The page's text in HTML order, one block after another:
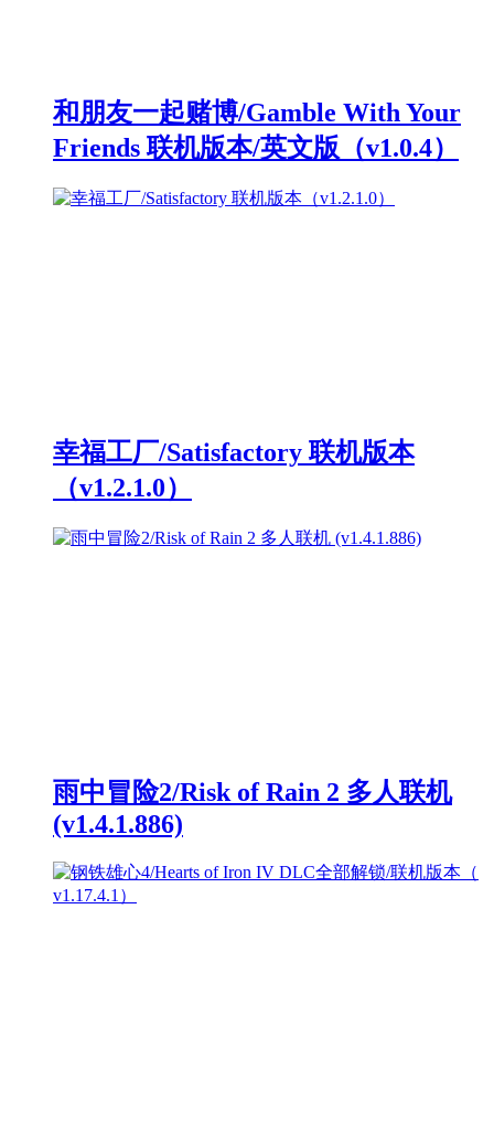
和朋友一起赌博/Gamble With Your
Friends 联机版本/英文版（v1.0.4）
幸福工厂/Satisfactory 联机版本
（v1.2.1.0）
雨中冒险2/Risk of Rain 2 多人联机
(v1.4.1.886)